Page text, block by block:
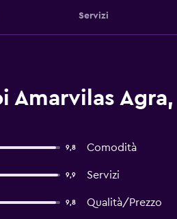
Servizi
Amarvilas Agra,
9,8 Comodità
9,9 Servizi
9,8 Qualità/Prezzo